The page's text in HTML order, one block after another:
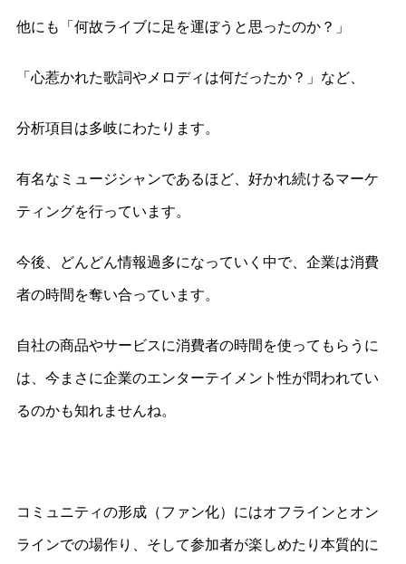
他にも「何故ライブに足を運ぼうと思ったのか？」
「心惹かれた歌詞やメロディは何だったか？」など、
分析項目は多岐にわたります。
有名なミュージシャンであるほど、好かれ続けるマーケ
ティングを行っています。
今後、どんどん情報過多になっていく中で、企業は消費
者の時間を奪い合っています。
自社の商品やサービスに消費者の時間を使ってもらうに
は、今まさに企業のエンターテイメント性が問われてい
るのかも知れませんね。
コミュニティの形成（ファン化）にはオフラインとオン
ラインでの場作り、そして参加者が楽しめたり本質的に